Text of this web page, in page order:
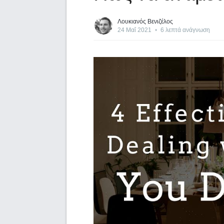
Λουκιανός Βενιζέλος
24 Μαΐ 2021 • 6 λεπτά ανάγνωση